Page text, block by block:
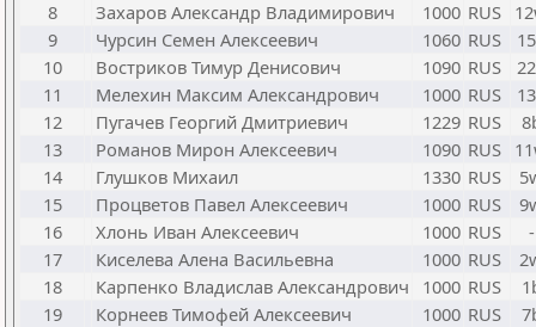
8
Захаров Александр Владимирович 1000 RUS
9
Чурсин Семен Алексеевич 1060 RUS
10
Востриков Тимур Денисович 1090 RUS
11
Мелехин Максим Александрович 1000 RUS
12
Пугачев Георгий Дмитриевич 1229 RUS
13
Романов Мирон Алексеевич 1090 RUS
14
Глушков Михаил 1330 RUS
15
Процветов Павел Алексеевич 1000 RUS
16
Хлонь Иван Алексеевич 1000 RUS
17
Киселева Алена Васильевна 1000 RUS
18
Карпенко Владислав Александрович 1000 RUS
19
Корнеев Тимофей Алексеевич 1000 RUS